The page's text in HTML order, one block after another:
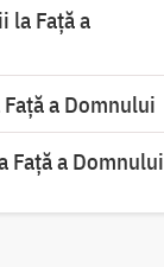
la Faţă a
a Domnului
Față a Domnului